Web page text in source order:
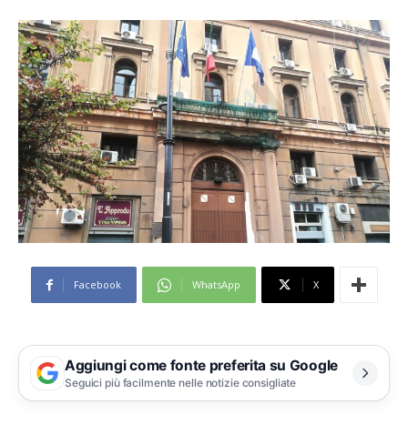
Facebook WhatsApp X
Aggiungi come fonte preferita su Google
Seguici più facilmente nelle notizie consigliate